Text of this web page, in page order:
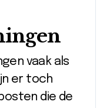
vaak als
er toch
die de